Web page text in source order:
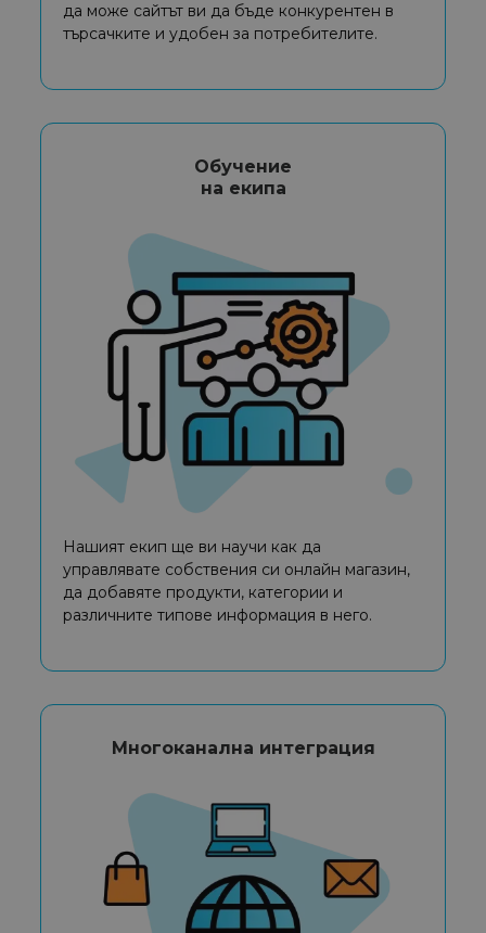
да може сайтът ви да бъде конкурентен в
търсачките и удобен за потребителите.
Обучение
на екипа
Нашият екип ще ви научи как да
управлявате собствения си онлайн магазин,
да добавяте продукти, категории и
различните типове информация в него.
Многоканална интеграция